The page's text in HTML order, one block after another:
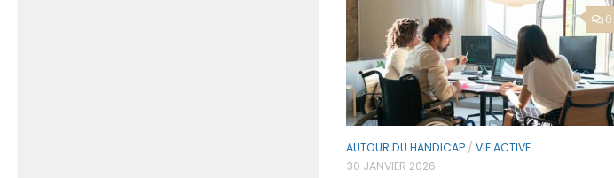
0
AUTOUR DU HANDICAP / VIE ACTIVE
30 JANVIER 2026